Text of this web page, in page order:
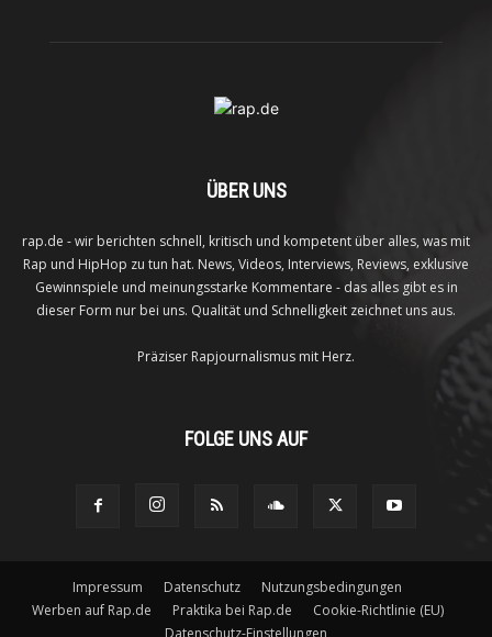
ÜBER UNS
rap.de - wir berichten schnell, kritisch und kompetent über alles, was mit
Rap und HipHop zu tun hat. News, Videos, Interviews, Reviews, exklusive
Gewinnspiele und meinungsstarke Kommentare - das alles gibt es in
dieser Form nur bei uns. Qualität und Schnelligkeit zeichnet uns aus.
Präziser Rapjournalismus mit Herz.
FOLGE UNS AUF
Impressum Datenschutz
Nutzungsbedingungen
Werben auf Rap.de
Praktika bei Rap.de
Cookie-Richtlinie (EU)
Datenschutz-Einstellungen